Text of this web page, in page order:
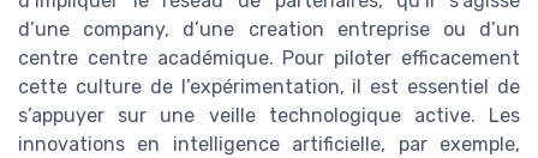
d’une company, d’une creation entreprise ou d’un
centre centre académique. Pour piloter efficacement
cette culture de l’expérimentation, il est essentiel de
s’appuyer sur une veille technologique active. Les
innovations en intelligence artificielle, par exemple,